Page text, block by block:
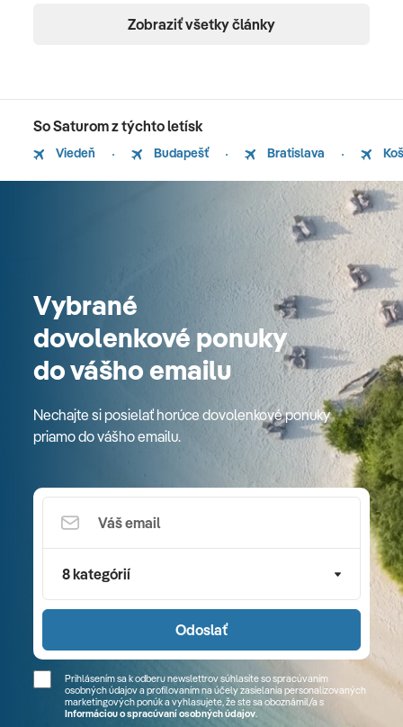
Zobraziť všetky články
So Saturom z týchto letísk
Viedeň Budapešť Bratislava
Vybrané
dovolenkové ponuky
do vášho emailu
Nechajte si posielať horúce dovolenkové ponuky
priamo do vášho emailu.
8 kategórií
Odoslať
Prihlásením sa k odberu newslettrov súhlasíte so spracúvaním
osobných údajov a profilovaním na účely zasielania personalizovaných
marketingových ponúk a vyhlasujete, že ste sa oboznámil/a s
Informáciou o spracúvaní osobných údajov.